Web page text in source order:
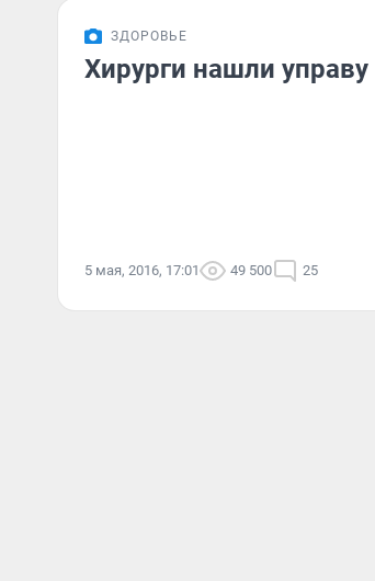
ЗДОРОВЬЕ
Хирурги нашли
5 мая, 2016, 17:01 49 500 25